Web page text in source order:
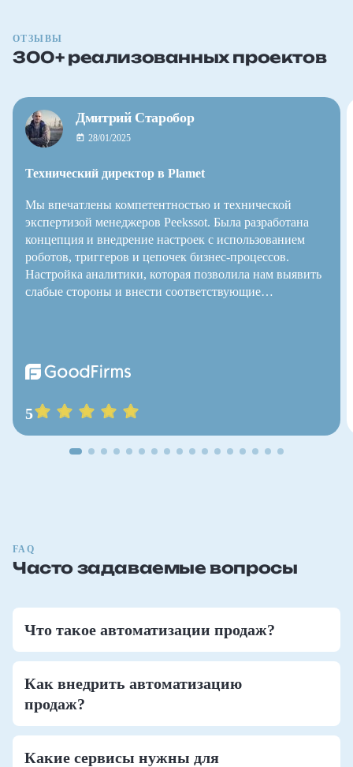
ОТЗЫВЫ
300+ реализованных проектов
Дмитрий Старобор
28/01/2025
Технический директор в Plamet
Мы впечатлены компетентностью и технической
экспертизой менеджеров Peekssot. Была разработана
концепция и внедрение настроек с использованием
роботов, триггеров и цепочек бизнес-процессов.
Настройка аналитики, которая позволила нам выявить
слабые стороны и внести соответствующие
5
FAQ
Часто задаваемые вопросы
Что такое автоматизации продаж?
Как внедрить автоматизацию
продаж?
Какие сервисы нужны для